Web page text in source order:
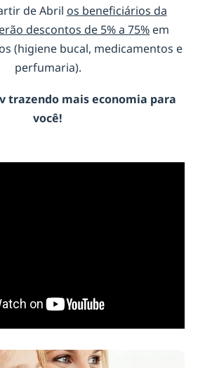
de Abril os beneficiários da
descontos de 5% a 75% em
(higiene bucal, medicamentos e
perfumaria).
trazendo mais economia para
você!